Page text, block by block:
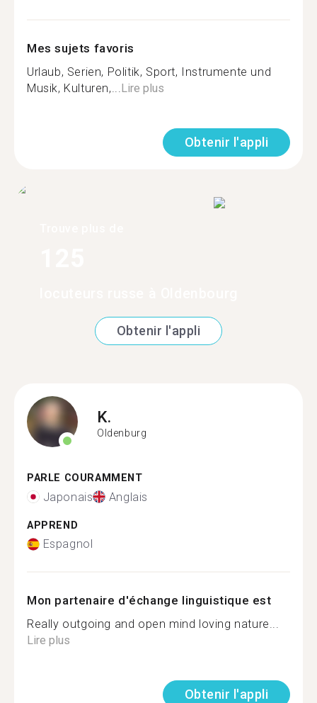
Mes sujets favoris
Urlaub, Serien, Politik, Sport, Instrumente und
Musik, Kulturen,... Lire plus
Obtenir l'appli
Obtenir l'appli
K.
Oldenburg
PARLE COURAMMENT
Japonais Anglais
APPREND
Espagnol
Mon partenaire d'échange linguistique est
Really outgoing and open mind loving nature...
Lire plus
Obtenir l'appli